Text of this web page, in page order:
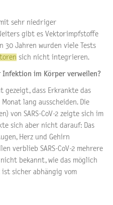
mit sehr niedriger
gibt es Vektorimpfstoffe
30 Jahren wurden viele Tests
sich nicht integrieren.
Infektion im Körper verweilen?
gezeigt, dass Erkrankte das
lang ausscheiden. Die
von SARS-CoV-2 zeigte sich im
sich aber nicht darauf: Das
Herz und Gehirn
verblieb SARS-CoV-2 mehrere
bekannt, wie das möglich
sicher abhängig vom